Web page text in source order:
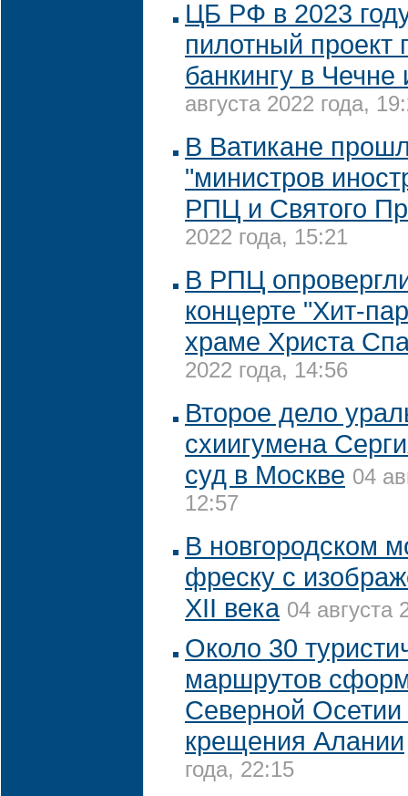
ЦБ РФ в 2023
пилотный проект
банкингу в Чечне
августа 2022 года,
В Ватикане
"министров
РПЦ и Святого
2022 года, 15:21
В РПЦ
концерте "Хит-
храме Христа
2022 года, 14:56
Второе дело
схиигумена
суд в Москве 04
12:57
В новгородском
фреску с
XII века 04 августа
Около 30
маршрутов
Северной
крещения Алании
года, 22:15